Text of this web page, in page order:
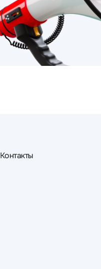
Контакты